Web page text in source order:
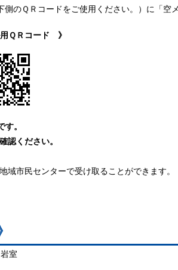
のＱＲコードをご使用ください。）に「空
ＱＲコード 》
。
認ください。
市民センターで受け取ることができます。
室